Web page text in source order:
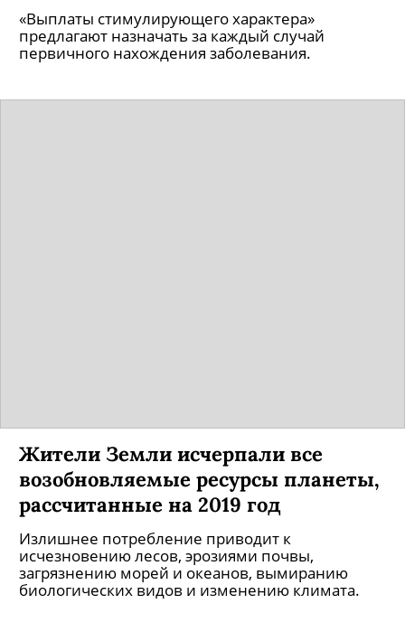
«Выплаты стимулирующего характера»
предлагают назначать за каждый случай
первичного нахождения заболевания.
Жители Земли исчерпали все
возобновляемые ресурсы планеты,
рассчитанные на 2019 год
Излишнее потребление приводит к
исчезновению лесов, эрозиями почвы,
загрязнению морей и океанов, вымиранию
биологических видов и изменению климата.